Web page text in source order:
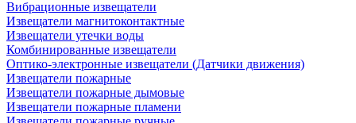
Вибрационные извещатели
Извещатели магнитоконтактные
Извещатели утечки воды
Комбинированные извещатели
Оптико-электронные извещатели (Датчики движения)
Извещатели пожарные
Извещатели пожарные дымовые
Извещатели пожарные пламени